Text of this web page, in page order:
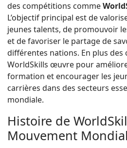
des compétitions comme
L’objectif principal est de
jeunes talents, de promouvoir
et de favoriser le partage de
différentes nations. En plus des
WorldSkills œuvre pour
formation et encourager les
carrières dans des secteurs
mondiale.
Histoire de
Mouvement